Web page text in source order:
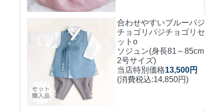
合わせやすいブルーパジ
チョゴリ パジチョゴリセ
ットo
ソジュン(身長81～85cm
2号サイズ)
当店特別価格13,500円
(消費税込:14,850円)